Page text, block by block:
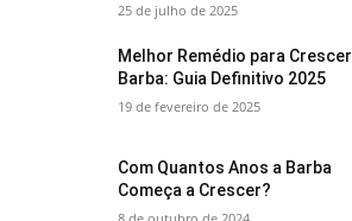
25 de julho de 2025
Melhor Remédio para Crescer
Barba: Guia Definitivo 2025
19 de fevereiro de 2025
Com Quantos Anos a Barba
Começa a Crescer?